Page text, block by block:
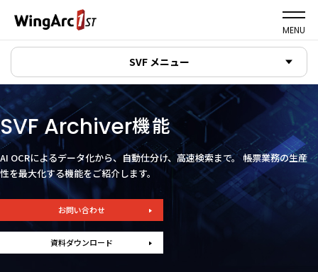
MENU
SVF メニュー
SVF Archiver機能
AI OCRによるデータ化から、自動仕分け、高速検索まで。帳票業務の生産
性を最大化する機能をご紹介します。
お問い合わせ
資料ダウンロード